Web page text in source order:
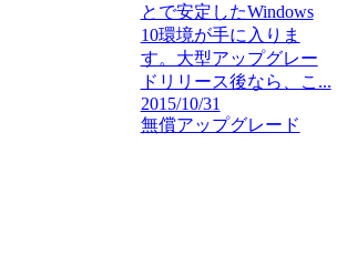
とで安定したWindows
10環境が手に入りま
す。大型アップグレー
ドリリース後なら、こ...
2015/10/31
無償アップグレード